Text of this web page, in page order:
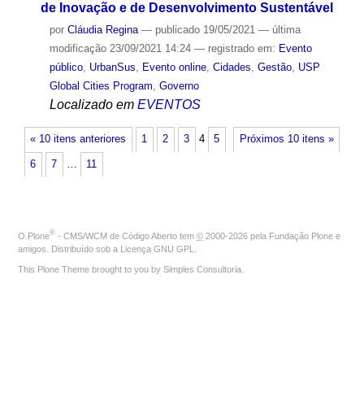
de Inovação e de Desenvolvimento Sustentável
por Cláudia Regina — publicado19/05/2021 — última
modificação23/09/2021 14:24 — registrado em: Evento
público, UrbanSus, Evento online, Cidades, Gestão, USP
Global Cities Program, Governo
Localizado em EVENTOS
« 10 itens anteriores Próximos 10 itens »
1 2 3 4 5
6 7 … 11
O Plone® - CMS/WCM de Código Aberto tem © 2000-2026 pela Fundação Plone e
amigos. Distribuído sob a Licença GNU GPL
This Plone Theme brought to you by Simples Consultoria